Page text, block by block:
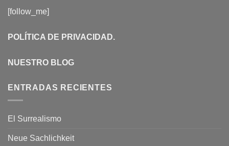
[follow_me]
POLÍTICA DE PRIVACIDAD.
NUESTRO BLOG
ENTRADAS RECIENTES
El Surrealismo
Neue Sachlichkeit